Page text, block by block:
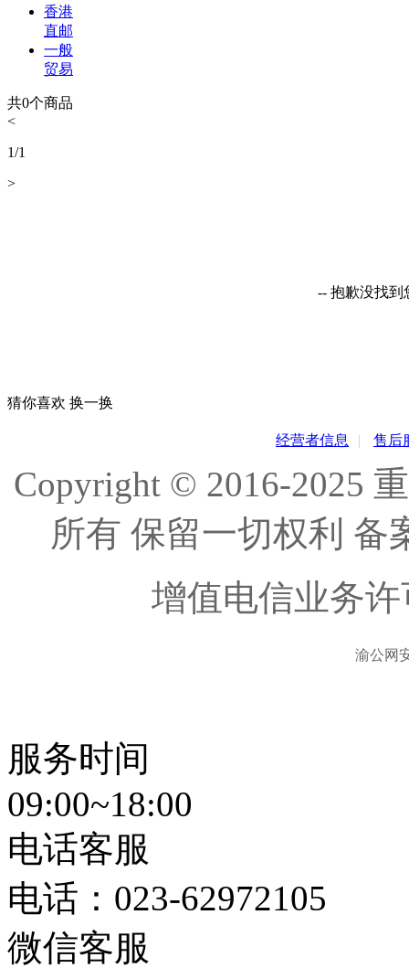
香港
直邮
一般
贸易
共0个商品
<
1/1
>
-- 抱歉没找到
猜你喜欢 换一换
经营者信息 | 售后
Copyright © 2016-2025
所有 保留一切权利 备
增值电信业务
渝公网
服务时间
09:00~18:00
电话客服
电话： 023-62972105
微信客服